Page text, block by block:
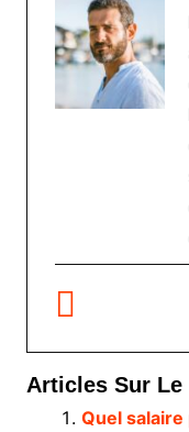
Articles Sur Le
Quel